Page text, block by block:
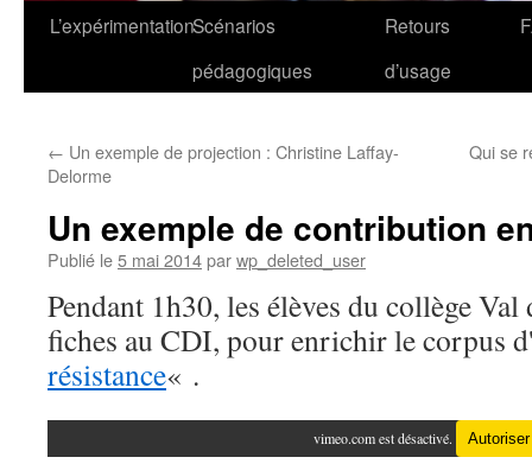
L’expérimentationScénarios
pédagogiques
Retours
d’usage
← Un exemple de projection : Christine Laffay-
Delorme
Qui se
Un exemple de contribution
Publié le5 mai 2014parwp_deleted_user
Pendant 1h30, les élèves du collège Val
fiches au CDI, pour enrichir le corpus
résistance« .
vimeo.com est désactivé. Autoriser